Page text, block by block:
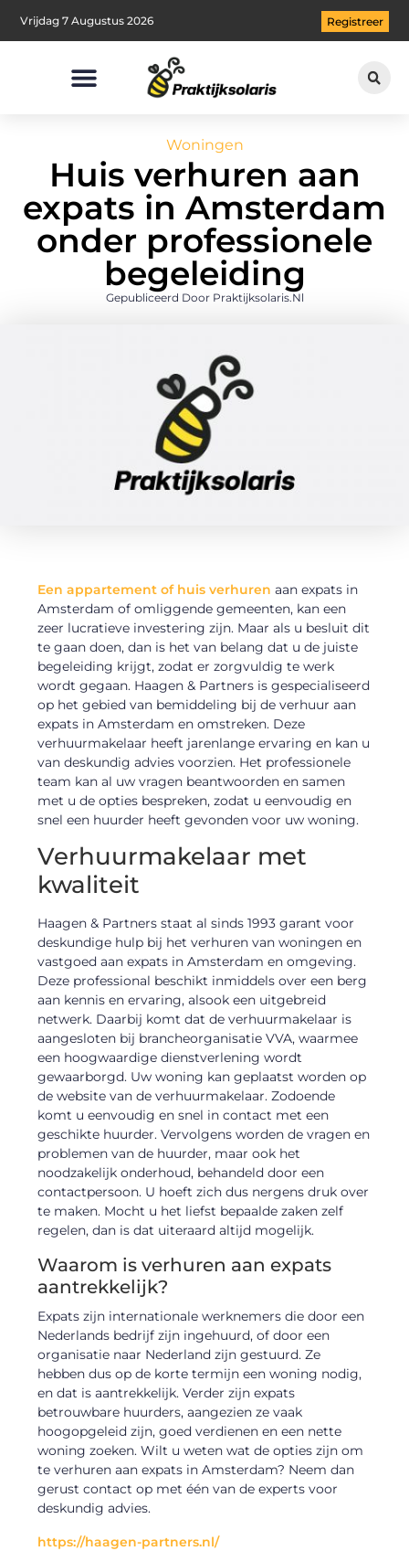
Vrijdag 7 Augustus 2026 Registreer
Woningen
Huis verhuren aan
expats in Amsterdam
onder professionele
begeleiding
Gepubliceerd Door Praktijksolaris.nl
Een appartement of huis verhuren aan expats in
Amsterdam of omliggende gemeenten, kan een
zeer lucratieve investering zijn. Maar als u besluit dit
te gaan doen, dan is het van belang dat u de juiste
begeleiding krijgt, zodat er zorgvuldig te werk
wordt gegaan. Haagen & Partners is gespecialiseerd
op het gebied van bemiddeling bij de verhuur aan
expats in Amsterdam en omstreken. Deze
verhuurmakelaar heeft jarenlange ervaring en kan u
van deskundig advies voorzien. Het professionele
team kan al uw vragen beantwoorden en samen
met u de opties bespreken, zodat u eenvoudig en
snel een huurder heeft gevonden voor uw woning.
Verhuurmakelaar met
kwaliteit
Haagen & Partners staat al sinds 1993 garant voor
deskundige hulp bij het verhuren van woningen en
vastgoed aan expats in Amsterdam en omgeving.
Deze professional beschikt inmiddels over een berg
aan kennis en ervaring, alsook een uitgebreid
netwerk. Daarbij komt dat de verhuurmakelaar is
aangesloten bij brancheorganisatie VVA, waarmee
een hoogwaardige dienstverlening wordt
gewaarborgd. Uw woning kan geplaatst worden op
de website van de verhuurmakelaar. Zodoende
komt u eenvoudig en snel in contact met een
geschikte huurder. Vervolgens worden de vragen en
problemen van de huurder, maar ook het
noodzakelijk onderhoud, behandeld door een
contactpersoon. U hoeft zich dus nergens druk over
te maken. Mocht u het liefst bepaalde zaken zelf
regelen, dan is dat uiteraard altijd mogelijk.
Waarom is verhuren aan expats
aantrekkelijk?
Expats zijn internationale werknemers die door een
Nederlands bedrijf zijn ingehuurd, of door een
organisatie naar Nederland zijn gestuurd. Ze
hebben dus op de korte termijn een woning nodig,
en dat is aantrekkelijk. Verder zijn expats
betrouwbare huurders, aangezien ze vaak
hoogopgeleid zijn, goed verdienen en een nette
woning zoeken. Wilt u weten wat de opties zijn om
te verhuren aan expats in Amsterdam? Neem dan
gerust contact op met één van de experts voor
deskundig advies.
https://haagen-partners.nl/